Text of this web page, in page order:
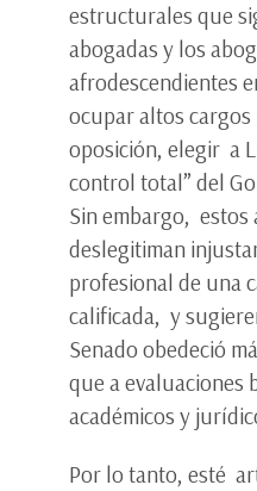
estructurales que
abogadas y los
afrodescendientes
ocupar altos
oposición, elegir a
control total” del
Sin embargo, estos
deslegitiman
profesional de una
calificada, y
Senado obedeció
que a evaluaciones
académicos y
Por lo tanto, esté